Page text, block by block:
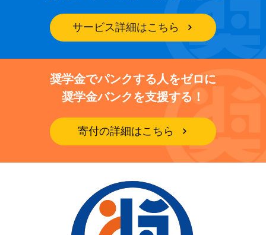
サービス詳細はこちら
奨学金でパンクする人をゼロに
奨学金バンクを支援する！
寄付の詳細はこちら